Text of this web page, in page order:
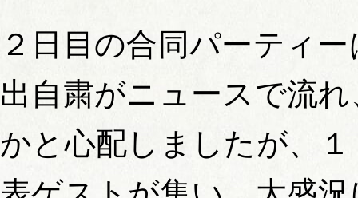
２日目の合同パーティ
出自粛がニュースで流
かと心配しましたが、